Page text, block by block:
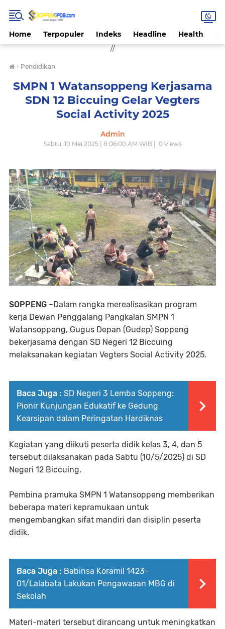
Home Terpopuler Indeks Headline Health
//
› Pendidikan
SMPN 1 Watansoppeng Kerjasama
SDN 12 Biccuing Gelar Vegters
Social Activity 2025
Admin
Sabtu, 10 Mei 2025 | 8:06:00 AM WIB | 0Views
SOPPENG –Dalam rangka merealisasikan program
kerja Dewan Penggalang Pangkalan SMPN 1
Watansoppeng, Gugus Depan (Gudep) Soppeng
bekerjasama dengan SD Negeri 12 Biccuing
melaksanakan kegiatan Vegters Social Activity 2025.
Baca Juga : SD Negeri 3 Lemba Soppeng:
Pionir Kunjungan Edukatif ke Gedung
Kearsipan dalam Peringatan Hardiknas
Kegiatan yang diikuti peserta didik kelas 3, 4, dan 5
tersebut dilaksanakan pada Sabtu (10/5/2025) di SD
Negeri 12 Biccuing.
Pembina pramuka SMPN 1 Watansoppeng memberikan
beberapa materi kepramukaan untuk
mengembangkan sifat mandiri dan disiplin peserta
didik.
Baca Juga : Babinsa Koramil 1423-
01/Lalabata Lakukan Pengawasan MBG di
Sekolah
Materi-materi tersebut dirancang untuk meningkatkan